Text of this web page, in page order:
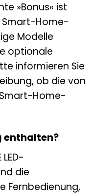
»Bonus« ist
Home-
Modelle
optionale
informieren Sie
ob die von
Home-
enthalten?
die
Fernbedienung,